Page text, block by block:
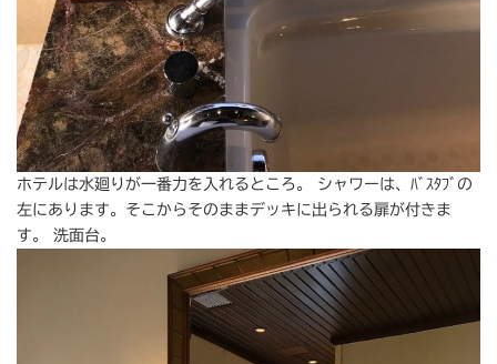
ホテルは水廻りが一番力を入れるところ。 シャワーは、ﾊﾞｽﾀﾌﾞの
左にあります。そこからそのままデッキに出られる扉が付きま
す。 洗面台。